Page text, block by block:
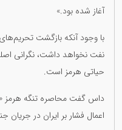
آغاز شده بود.»
با وجود آنکه بازگشت تحریم‌های
نفت نخواهد داشت، نگرانی
حیاتی هرمز است.
داس گفت محاصره تنگه هرمز
اعمال فشار بر ایران در جریان